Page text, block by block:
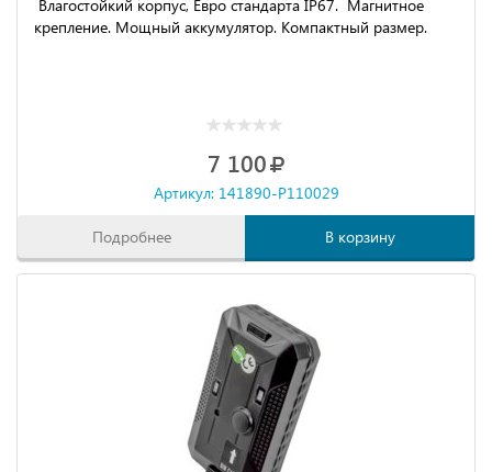
Влагостойкий корпус, Евро стандарта IP67. Магнитное
крепление. Мощный аккумулятор. Компактный размер.
7 100
Артикул: 141890-P110029
Подробнее В корзину